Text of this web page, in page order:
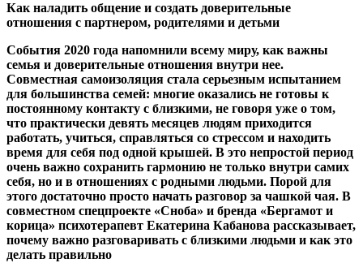
Как наладить общение и создать доверительные
отношения с партнером, родителями и детьми
События 2020 года напомнили всему миру, как важны
семья и доверительные отношения внутри нее.
Совместная самоизоляция стала серьезным испытанием
для большинства семей: многие оказались не готовы к
постоянному контакту с близкими, не говоря уже о том,
что практически девять месяцев людям приходится
работать, учиться, справляться со стрессом и находить
время для себя под одной крышей. В это непростой период
очень важно сохранить гармонию не только внутри самих
себя, но и в отношениях с родными людьми. Порой для
этого достаточно просто начать разговор за чашкой чая. В
совместном спецпроекте «Сноба» и бренда «Бергамот и
корица» психотерапевт Екатерина Кабанова рассказывает,
почему важно разговаривать с близкими людьми и как это
делать правильно